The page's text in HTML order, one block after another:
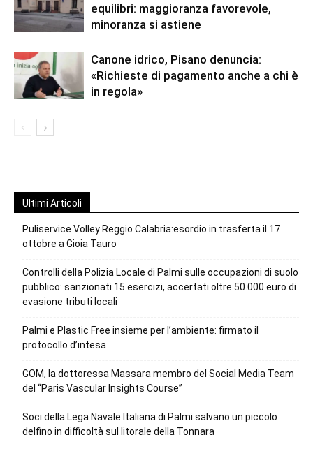
equilibri: maggioranza favorevole,
minoranza si astiene
Canone idrico, Pisano denuncia:
«Richieste di pagamento anche a chi è
in regola»
Ultimi Articoli
Puliservice Volley Reggio Calabria:esordio in trasferta il 17
ottobre a Gioia Tauro
Controlli della Polizia Locale di Palmi sulle occupazioni di suolo
pubblico: sanzionati 15 esercizi, accertati oltre 50.000 euro di
evasione tributi locali
Palmi e Plastic Free insieme per l’ambiente: firmato il
protocollo d’intesa
GOM, la dottoressa Massara membro del Social Media Team
del “Paris Vascular Insights Course”
Soci della Lega Navale Italiana di Palmi salvano un piccolo
delfino in difficoltà sul litorale della Tonnara